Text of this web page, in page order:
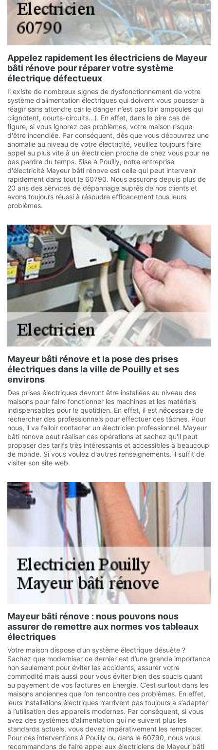
Appelez rapidement les électriciens de Mayeur
bâti rénove pour réparer votre système
électrique défectueux
Il existe de nombreux signes de dysfonctionnement de votre
système d’alimentation électriques qui doivent vous pousser à
réagir sans attendre car le danger n’est pas loin ampoules qui
clignotent, courts-circuits…). En effet, dans le pire cas de
figure, si vous ignorez ces problèmes, votre maison risque
d'être incendiée. Par conséquent, dès que vous découvrez une
anomalie au niveau de votre électricité, veuillez toujours faire
appel au plus vite à un électricien proche de chez vous pour ne
pas perdre du temps. Sise à Pouilly, notre entreprise
d'électricité Mayeur bâti rénove est celle qui peut intervenir
rapidement dans tout le 60790. Nous assurons depuis plus de
20 ans des services de dépannage auprès de nos clients et
avons toujours réussi à résoudre efficacement tous leurs
problèmes.
Mayeur bâti rénove et la pose des prises
électriques dans la ville de Pouilly et ses
environs
Des prises électriques devront être installées au niveau des
maisons pour faire fonctionner les machines et les matériels
indispensables pour le quotidien. En effet, il est nécessaire de
rechercher des professionnels pour effectuer ces tâches. Pour
nous, il va falloir contacter un électricien professionnel. Mayeur
bâti rénove peut réaliser ces opérations et sachez qu'il peut
proposer des tarifs très intéressants et accessibles à beaucoup
de monde. Si vous voulez d'autres renseignements, il suffit de
visiter son site web.
Mayeur bâti rénove : nous pouvons nous
assurer de remettre aux normes vos tableaux
électriques
Votre maison dispose d’un système électrique désuète ?
Sachez que moderniser ce dernier est d’une grande importance
non seulement pour éviter les accidents, assurer votre
commodité mais aussi pour vous éviter bien des soucis quant
au payement de vos factures en Energie. C’est surtout dans les
maisons anciennes que l’on rencontre ces problèmes. En effet,
leurs installations électriques n’arrivent pas toujours à s’adapter
à l’utilisation des appareils modernes. Par conséquent, si vous
avez des systèmes d’alimentation qui ne suivent plus les
standards actuels, vous devez impérativement les remplacer.
Pour ces interventions à Pouilly ou dans le 60790, nous vous
recommandons de faire appel aux électriciens de Mayeur bâti